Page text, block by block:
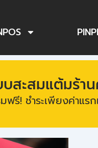
สะสมแต้มร้า
รี! ชำระเพียงค่าแร